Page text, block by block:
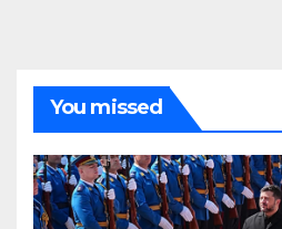
You missed